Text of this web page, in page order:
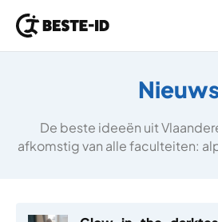
De beste ideeën uit
afkomstig van alle faculteiten: